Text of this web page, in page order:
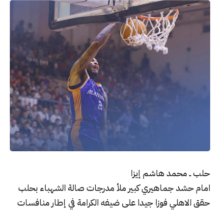
حلب ــ محمد هاشم إيزا
امام حشد جماهيري كبير ملأ مدرجات صالة الشهباء بحلب
حقق الاهلي فوزا جيدا على ضيفه الكرامة في إطار منافسات